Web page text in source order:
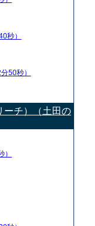
秒）
分50秒）
ーチ）（土田の
）